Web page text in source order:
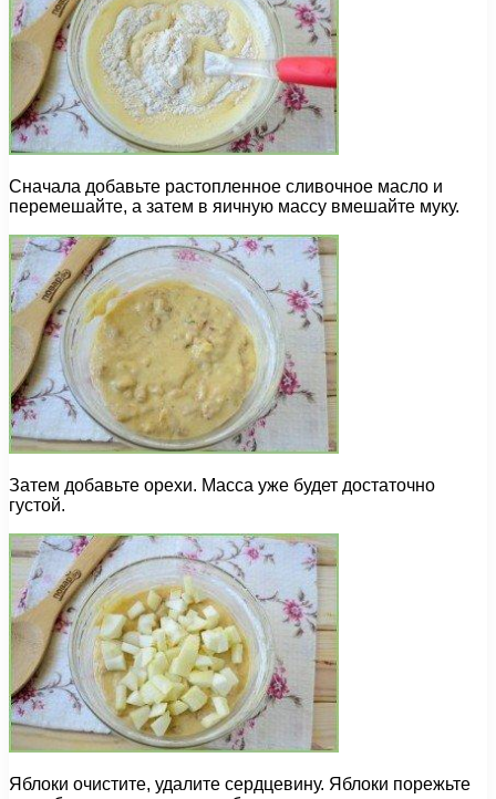
Сначала добавьте растопленное сливочное масло и
перемешайте, а затем в яичную массу вмешайте муку.
Затем добавьте орехи. Масса уже будет достаточно
густой.
Яблоки очистите, удалите сердцевину. Яблоки порежьте